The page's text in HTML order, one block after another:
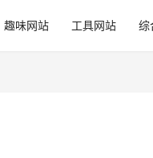
趣味网站 工具网站 综